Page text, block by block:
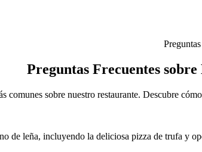
Preguntas Frecuentes
comunes sobre nuestro restaurante. Descubre
de leña, incluyendo la deliciosa pizza de trufa y